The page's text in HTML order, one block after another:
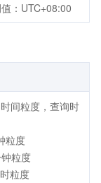
：UTC+08:00
间粒度，查询时
粒度
粒度
粒度